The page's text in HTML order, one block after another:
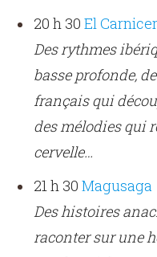
20 h 30El
Des rythmes
basse profonde,
français qui
des mélodies qui
cervelle…
21 h 30Magusaga
Des histoires
raconter sur une